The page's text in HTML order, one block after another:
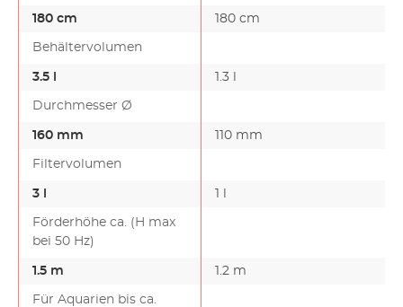
180 cm 180 cm
Behältervolumen
3.5 l 1.3 l
Durchmesser Ø
160 mm 110 mm
Filtervolumen
3 l
Förderhöhe ca. (H max
bei 50 Hz)
1.5 m 1.2 m
Für Aquarien bis ca.